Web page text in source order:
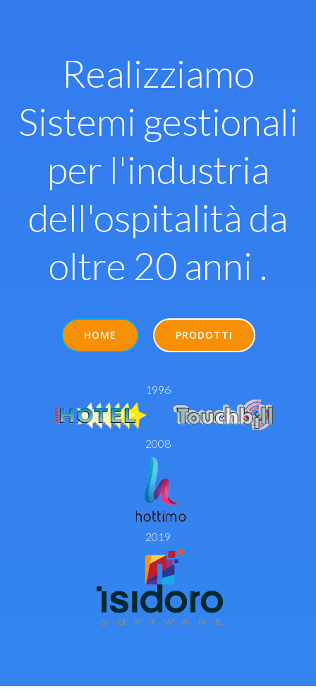
Realizziamo
Sistemi gestionali
per l'industria
dell'ospitalità da
oltre 20 anni .
HOME PRODOTTI
1996
2008
2019